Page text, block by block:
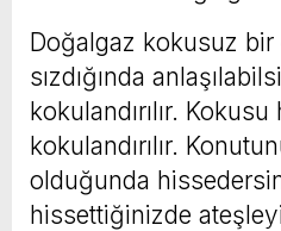
Doğalgaz kokusuz bir
sızdığında
kokulandırılır.
kokulandırılır.
olduğunda
hissettiğinizde